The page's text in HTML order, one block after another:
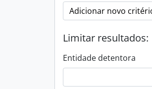
Adicionar novo
Limitar resultados:
Entidade detentora